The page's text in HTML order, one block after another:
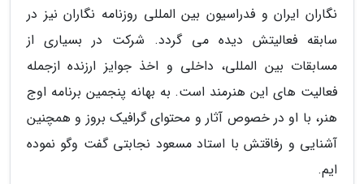
نگاران ایران و فدراسیون بین المللی روزنامه نگاران نیز در
سابقه فعالیتش دیده می گردد. شرکت در بسیاری از
مسابقات بین المللی، داخلی و اخذ جوایز ارزنده ازجمله
فعالیت های این هنرمند است. به بهانه پنجمین برنامه اوج
هنر، با او در خصوص آثار و محتوای گرافیک بروز و همچنین
آشنایی و رفاقتش با استاد مسعود نجابتی گفت وگو نموده
ایم.